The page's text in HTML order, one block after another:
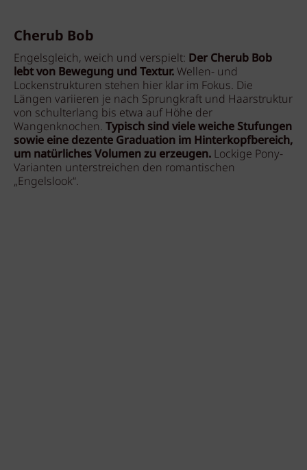
Cherub Bob
Engelsgleich, weich und verspielt: Der Cherub Bob
lebt von Bewegung und Textur.Wellen- und
Lockenstrukturen stehen hier klar im Fokus. Die
Längen variieren je nach Sprungkraft und Haarstruktur
von schulterlang bis etwa auf Höhe der
Wangenknochen. Typisch sind viele weiche Stufungen
sowie eine dezente Graduation im Hinterkopfbereich,
um natürliches Volumen zu erzeugen. Lockige Pony-
Varianten unterstreichen den romantischen
„Engelslook“.